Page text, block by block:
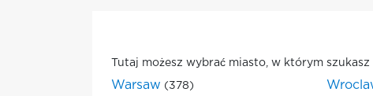
Tutaj możesz wybrać miasto, w którym
Warsaw (378)